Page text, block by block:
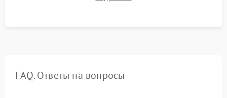
возврата домой (RTH) и дальности радиосвязи.
FAQ. Ответы на вопросы